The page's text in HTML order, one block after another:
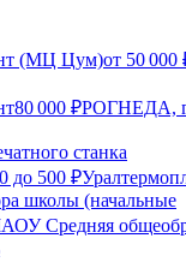
(МЦ Цум)от 50 000
80 000 ₽РОГНЕДА,
станка
до 500 ₽
школы (начальные
Средняя